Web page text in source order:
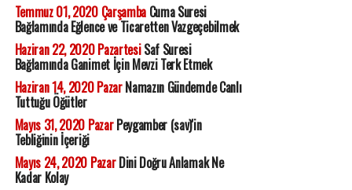
Temmuz 01, 2020 ÇarşambaCuma Suresi
Bağlamında Eğlence ve Ticaretten Vazgeçebilmek
Haziran 22, 2020 PazartesiSaf Suresi
Bağlamında Ganimet İçin Mevzi Terk Etmek
Haziran 14, 2020 PazarNamazın Gündemde Canlı
Tuttuğu Öğütler
Mayıs 31, 2020 PazarPeygamber (sav)'in
Tebliğinin İçeriği
Mayıs 24, 2020 PazarDini Doğru Anlamak Ne
Kadar Kolay